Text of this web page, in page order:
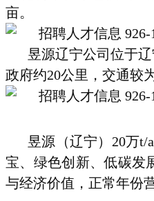
亩。
昱源辽宁公司位于
政府约20公里，交通较
昱源（辽宁） 20万t/
宝、绿色创新、低碳发
与经济价值，正常年份